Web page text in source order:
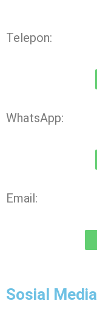
Telepon:
WhatsApp:
Email:
Sosial Media